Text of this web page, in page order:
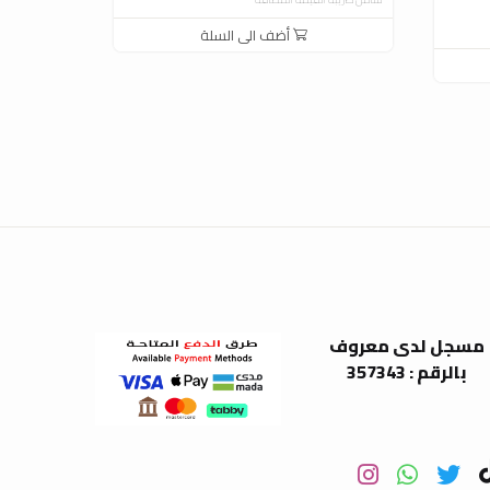
أضف الى السلة
مسجل لدى معروف
بالرقم : 357343